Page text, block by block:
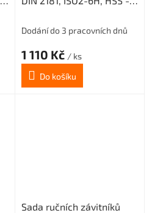
M14x1,25 /0300/
Dodání do 3 pracovních dnů
1 110 Kč / ks
Do košíku
Sada ručních závitníků